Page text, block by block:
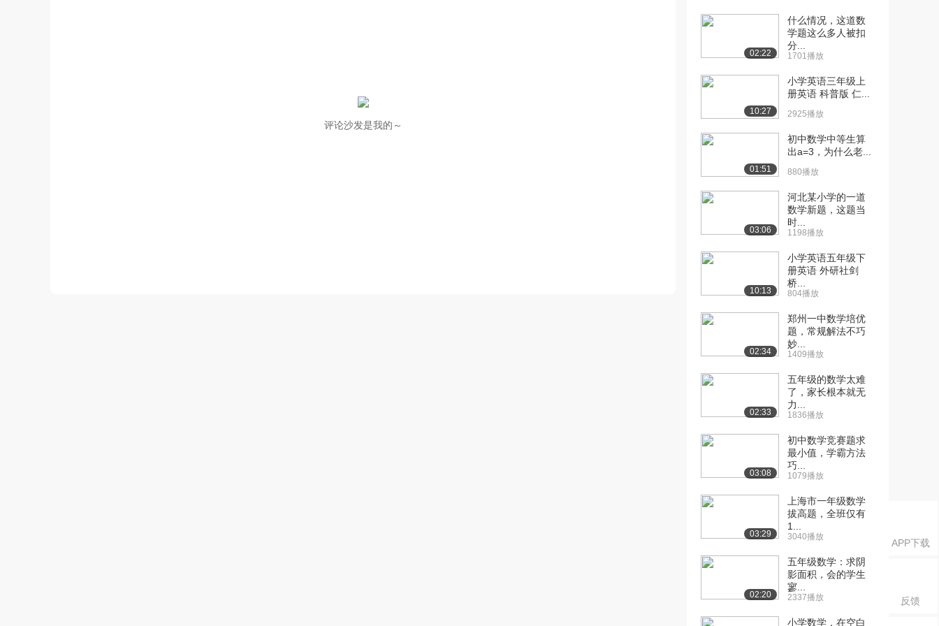
APP下载
反馈
评论沙发是我的～
[10] 006. 小学语文第四章
08:35
[11] 006. 小学语文第四章
08:38
[12] 007. 小学语文第四章
07:40
[13] 007. 小学语文第四章
第二节 ...
07:38
第三节 ...
第三节 ...
[16] 001.第一章 小学数学
面试考情概...
3541播放
[17] 001.第一章 小学数学
2922播放
[18] 002. 小学数学第二章
2682播放
[19] 002. 小学数学第二章
教案书写...
2980播放
[20] 003. 小学数学第二章
教案书写...
09:40
02:22
什么情况，这道数
学题这么多人被扣
分...
1701播放
10:27
小学英语三年级上
册英语 科普版 仁...
2925播放
01:51
初中数学中等生算
出a=3，为什么老...
880播放
03:06
河北某小学的一道
数学新题，这题当
时...
1198播放
10:13
小学英语五年级下
册英语 外研社剑
桥...
804播放
02:34
郑州一中数学培优
题，常规解法不巧
妙...
1409播放
02:33
五年级的数学太难
了，家长根本就无
力...
1836播放
03:08
初中数学竞赛题求
最小值，学霸方法
巧...
1079播放
03:29
上海市一年级数学
拔高题，全班仅有
1...
3040播放
02:20
五年级数学：求阴
影面积，会的学生
寥...
2337播放
小学数学，在空白